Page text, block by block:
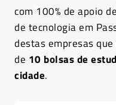
com 100% de apoio
de tecnologia em
destas empresas
de 10 bolsas de
cidade.